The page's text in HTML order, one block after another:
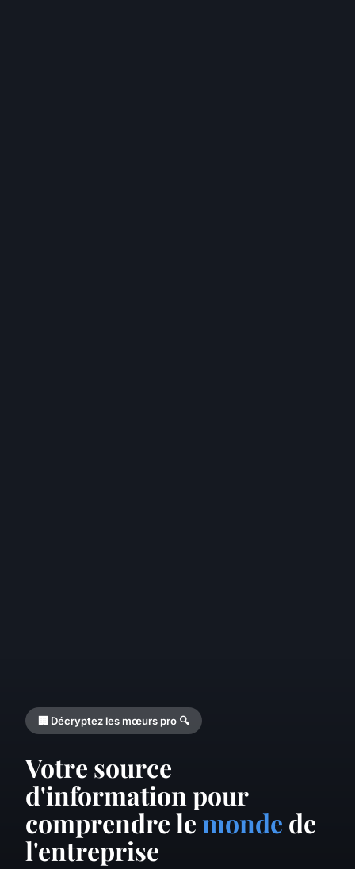
🏢 Décryptez les mœurs pro 🔍
Votre source
d'information pour
comprendre lemonde de
l'entreprise